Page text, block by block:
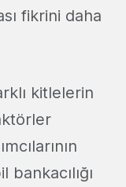
fikrini daha
kitlelerin